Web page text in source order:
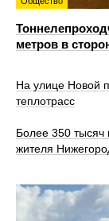
метров в
На улице Новой
теплотрасс
Более 350 тысяч
жителя